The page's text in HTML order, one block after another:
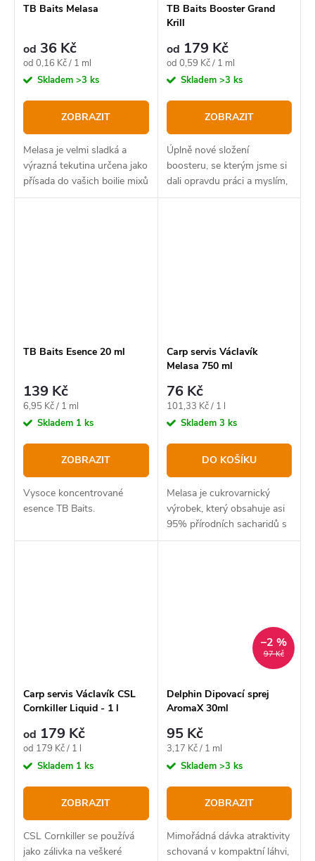
TB Baits Melasa
od 36 Kč
Měrná
cena:
od 0,16 Kč / 1 ml
Skladem >3 ks
ZOBRAZIT
Melasa je velmi sladká a
výrazná tekutina určena jako
přísada do vašich boilie mixů
nebo s ní lze i boosterovat
TB Baits Booster Grand
Krill
od 179 Kč
Měrná
cena:
od 0,59 Kč / 1 ml
Skladem >3 ks
ZOBRAZIT
Úplně nové složení
boosteru, se kterým jsme si
dali opravdu práci a myslím,
že můžeme být právem hrdí!
TB Baits Esence 20 ml
139 Kč
Měrná
cena:
6,95 Kč / 1 ml
Skladem 1 ks
ZOBRAZIT
Vysoce koncentrované
esence TB Baits.
Carp servis Václavík
Melasa 750 ml
76 Kč
Měrná
cena:
101,33 Kč / 1 l
Skladem 3 ks
DO KOŠÍKU
Melasa je cukrovarnický
výrobek, který obsahuje asi
95% přírodních sacharidů s
vysokým obsahem kovů.
Carp servis Václavík CSL
Cornkiller Liquid - 1 l
od 179 Kč
Měrná
cena:
od 179 Kč / 1 l
Skladem 1 ks
ZOBRAZIT
CSL Cornkiller se používá
jako zálivka na veškeré
97 Kč
–2 %
Delphin Dipovací sprej
AromaX 30ml
95 Kč
Měrná
cena:
3,17 Kč / 1 ml
Skladem >3 ks
ZOBRAZIT
Mimořádná dávka atraktivity
schovaná v kompaktní láhvi,